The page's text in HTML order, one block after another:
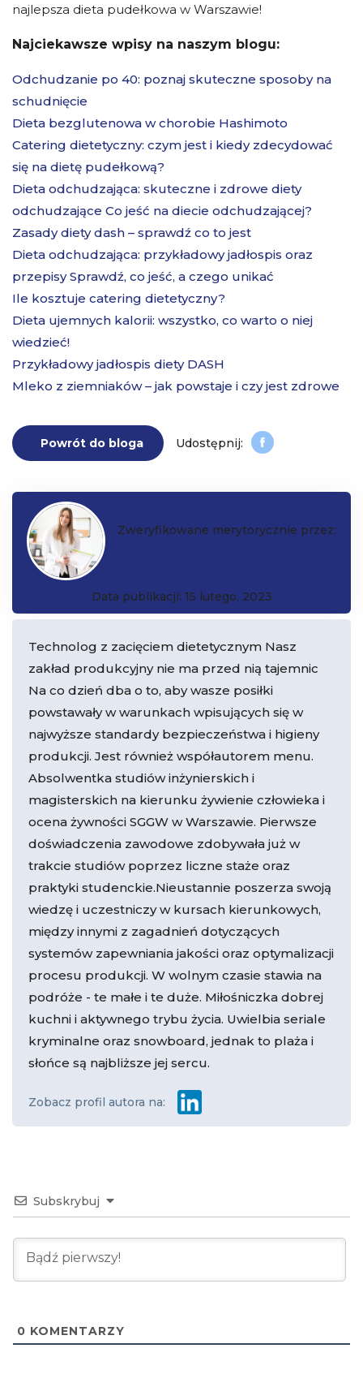
najlepsza dieta pudełkowa w Warszawie!
Najciekawsze wpisy na naszym blogu:
Odchudzanie po 40: poznaj skuteczne sposoby na
schudnięcie
Dieta bezglutenowa w chorobie Hashimoto
Catering dietetyczny: czym jest i kiedy zdecydować
się na dietę pudełkową?
Dieta odchudzająca: skuteczne i zdrowe diety
odchudzające Co jeść na diecie odchudzającej?
Zasady diety dash – sprawdź co to jest
Dieta odchudzająca: przykładowy jadłospis oraz
przepisy Sprawdź, co jeść, a czego unikać
Ile kosztuje catering dietetyczny?
Dieta ujemnych kalorii: wszystko, co warto o niej
wiedzieć!
Przykładowy jadłospis diety DASH
Mleko z ziemniaków – jak powstaje i czy jest zdrowe
Powrót do bloga
Zweryfikowane merytorycznie przez:
Data publikacji: 15 lutego, 2023
Technolog z zacięciem dietetycznym Nasz
zakład produkcyjny nie ma przed nią tajemnic
Na co dzień dba o to, aby wasze posiłki
powstawały w warunkach wpisujących się w
najwyższe standardy bezpieczeństwa i higieny
produkcji. Jest również współautorem menu.
Absolwentka studiów inżynierskich i
magisterskich na kierunku żywienie człowieka i
ocena żywności SGGW w Warszawie. Pierwsze
doświadczenia zawodowe zdobywała już w
trakcie studiów poprzez liczne staże oraz
praktyki studenckie.Nieustannie poszerza swoją
wiedzę i uczestniczy w kursach kierunkowych,
między innymi z zagadnień dotyczących
systemów zapewniania jakości oraz optymalizacji
procesu produkcji. W wolnym czasie stawia na
podróże - te małe i te duże. Miłośniczka dobrej
kuchni i aktywnego trybu życia. Uwielbia seriale
kryminalne oraz snowboard, jednak to plaża i
słońce są najbliższe jej sercu.
Zobacz profil autora na:
Subskrybuj
0 KOMENTARZY